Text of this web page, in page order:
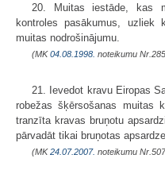
20. Muitas iestāde, kas
kontroles pasākumus, uzliek
muitas nodrošinājumu.
(MK04.08.1998. noteikumu
21. Ievedot kravu Eiropas
robežas šķērsošanas muitas
tranzīta kravas bruņotu
pārvadāt tikai bruņotas
(MK24.07.2007. noteikumu